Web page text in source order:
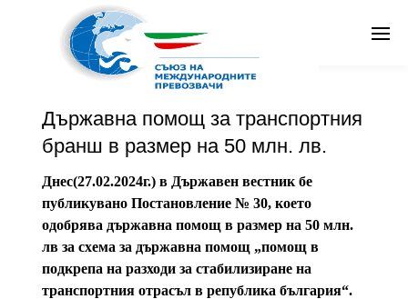
Съюз на международните превозвачи
Публикувано февруари 27, 2024 в 10:20 am
Държавна помощ за транспортния
бранш в размер на 50 млн. лв.
Днес(27.02.2024г.) в Държавен вестник бе
публикувано Постановление № 30, което
одобрява държавна помощ в размер на 50 млн.
лв за схема за държавна помощ „помощ в
подкрепа на разходи за стабилизиране на
транспортния отрасъл в република българия“.